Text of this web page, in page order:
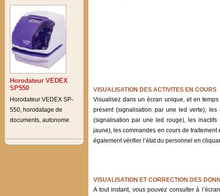
Horodateur VEDEX
SP550
Horodateur VEDEX SP-
550, horodatage de
documents, autonome.
VISUALISATION DES ACTIVITES EN COURS
Visualisez dans un écran unique, et en
présent (signalisation par une led verte),
(signalisation par une led rouge), les
jaune), les commandes en cours de
également vérifier l’état du personnel en
VISUALISATION ET CORRECTION DES
A tout instant, vous pouvez consulter à